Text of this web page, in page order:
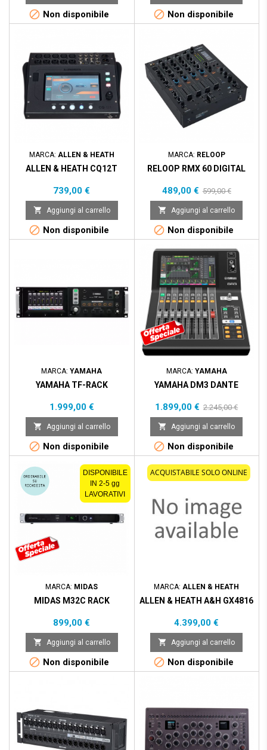
 Non disponibile  Non disponibile
MARCA: ALLEN & HEATH
ALLEN & HEATH CQ12T
Prezzo
739,00 €
 Aggiungi al carrello
 Non disponibile
MARCA: RELOOP
RELOOP RMX 60 DIGITAL
Prezzo
489,00 € Prezzo
base
599,00 €
 Aggiungi al carrello
 Non disponibile
MARCA:YAMAHA
YAMAHA TF-RACK
Prezzo
1.999,00 €
 Aggiungi al carrello
 Non disponibile
- 346,00 €
Prezzo scontato
MARCA: YAMAHA
YAMAHA DM3 DANTE
Prezzo
1.899,00 € Prezzo
base
2.245,00 €
 Aggiungi al carrello
 Non disponibile
DISPONIBILE
IN 2-5 gg
LAVORATIVI
MARCA: MIDAS
MIDAS M32C RACK
Prezzo
899,00 €
 Aggiungi al carrello
 Non disponibile
ACQUISTABILE SOLO ONLINE
MARCA:ALLEN & HEATH
ALLEN & HEATH A&H GX4816
Prezzo
4.399,00 €
 Aggiungi al carrello
 Non disponibile